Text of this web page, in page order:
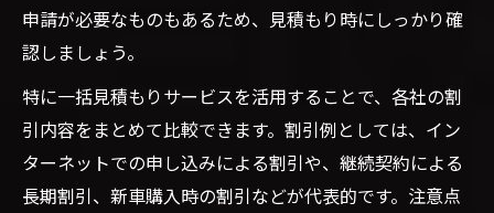
申請が必要なものもあるため、見積もり時にしっかり確
認しましょう。
特に一括見積もりサービスを活用することで、各社の割
引内容をまとめて比較できます。割引例としては、イン
ターネットでの申し込みによる割引や、継続契約による
長期割引、新車購入時の割引などが代表的です。注意点